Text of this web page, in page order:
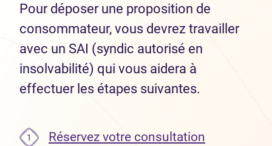
Pour déposer une proposition de
consommateur, vous devrez travailler
avec un SAI (syndic autorisé en
insolvabilité) qui vous aidera à
effectuer les étapes suivantes.
1
Réservez votre consultation